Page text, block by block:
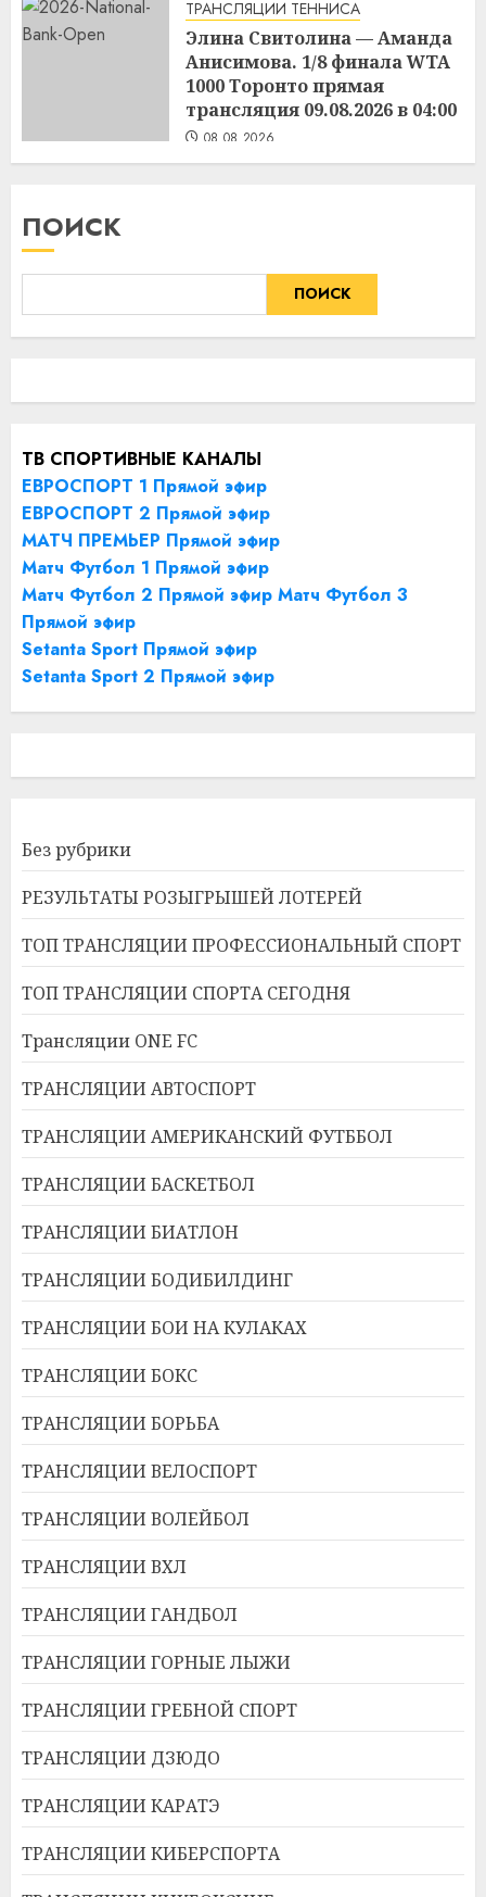
ТРАНСЛЯЦИИ ТЕННИСА
Элина Свитолина — Аманда
Анисимова. 1/8 финала WTA
1000 Торонто прямая
трансляция 09.08.2026 в 04:00
08.08.2026
ПОИСК
ПОИСК
ТВ СПОРТИВНЫЕ КАНАЛЫ
ЕВРОСПОРТ 1 Прямой эфир
ЕВРОСПОРТ 2 Прямой эфир
МАТЧ ПРЕМЬЕР Прямой эфир
Матч Футбол 1 Прямой эфир
Матч Футбол 2 Прямой эфир Матч Футбол 3
Прямой эфир
Setanta Sport Прямой эфир
Setanta Sport 2 Прямой эфир
Без рубрики
РЕЗУЛЬТАТЫ РОЗЫГРЫШЕЙ ЛОТЕРЕЙ
ТОП ТРАНСЛЯЦИИ ПРОФЕССИОНАЛЬНЫЙ СПОРТ
ТОП ТРАНСЛЯЦИИ СПОРТА СЕГОДНЯ
Трансляции ONE FC
ТРАНСЛЯЦИИ АВТОСПОРТ
ТРАНСЛЯЦИИ АМЕРИКАНСКИЙ ФУТББОЛ
ТРАНСЛЯЦИИ БАСКЕТБОЛ
ТРАНСЛЯЦИИ БИАТЛОН
ТРАНСЛЯЦИИ БОДИБИЛДИНГ
ТРАНСЛЯЦИИ БОИ НА КУЛАКАХ
ТРАНСЛЯЦИИ БОКС
ТРАНСЛЯЦИИ БОРЬБА
ТРАНСЛЯЦИИ ВЕЛОСПОРТ
ТРАНСЛЯЦИИ ВОЛЕЙБОЛ
ТРАНСЛЯЦИИ ВХЛ
ТРАНСЛЯЦИИ ГАНДБОЛ
ТРАНСЛЯЦИИ ГОРНЫЕ ЛЫЖИ
ТРАНСЛЯЦИИ ГРЕБНОЙ СПОРТ
ТРАНСЛЯЦИИ ДЗЮДО
ТРАНСЛЯЦИИ КАРАТЭ
ТРАНСЛЯЦИИ КИБЕРСПОРТА